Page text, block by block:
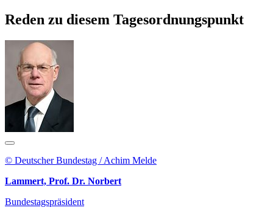
Reden zu diesem Tagesordnungspunkt
© Deutscher Bundestag / Achim Melde
Lammert, Prof. Dr. Norbert
Bundestagspräsident